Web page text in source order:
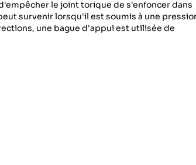
le joint torique de s'enfoncer dans
survenir lorsqu'il est soumis à une
une bague d'appui est utilisée de